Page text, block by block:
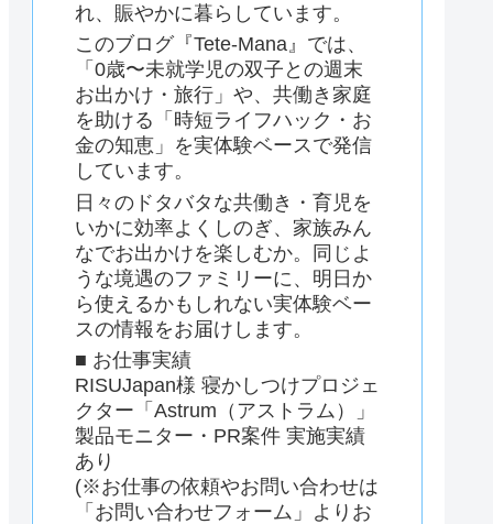
れ、賑やかに暮らしています。
このブログ『Tete-Mana』では、
「0歳〜未就学児の双子との週末
お出かけ・旅行」や、共働き家庭
を助ける「時短ライフハック・お
金の知恵」を実体験ベースで発信
しています。
日々のドタバタな共働き・育児を
いかに効率よくしのぎ、家族みん
なでお出かけを楽しむか。同じよ
うな境遇のファミリーに、明日か
ら使えるかもしれない実体験ベー
スの情報をお届けします。
■ お仕事実績
RISUJapan様 寝かしつけプロジェ
クター「Astrum（アストラム）」
製品モニター・PR案件 実施実績
あり
(※お仕事の依頼やお問い合わせは
「お問い合わせフォーム」よりお